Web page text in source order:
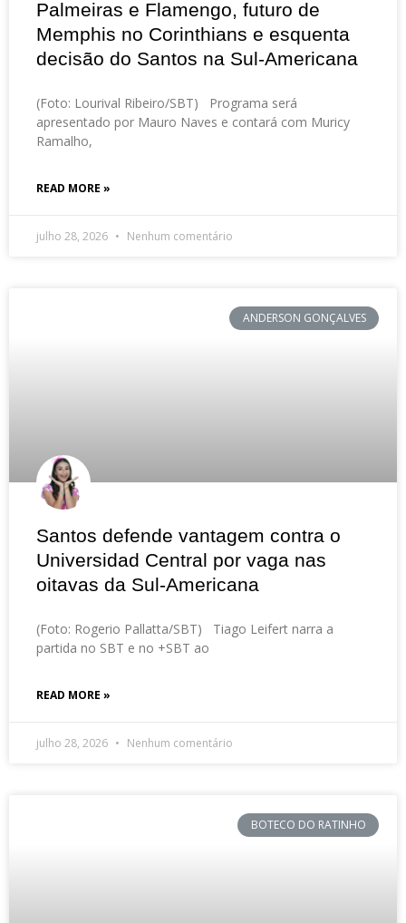
Palmeiras e Flamengo, futuro de
Memphis no Corinthians e esquenta
decisão do Santos na Sul-Americana
(Foto: Lourival Ribeiro/SBT) Programa será
apresentado por Mauro Naves e contará com Muricy
Ramalho,
READ MORE »
julho 28, 2026 Nenhum comentário
ANDERSON GONÇALVES
Santos defende vantagem contra o
Universidad Central por vaga nas
oitavas da Sul-Americana
(Foto: Rogerio Pallatta/SBT) Tiago Leifert narra a
partida no SBT e no +SBT ao
READ MORE »
julho 28, 2026 Nenhum comentário
BOTECO DO RATINHO